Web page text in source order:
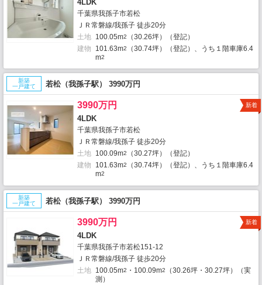
4LDK
千葉県我孫子市若松
ＪＲ常磐線/我孫子 徒歩20分
土地 100.05m2
（30.26坪）（登記）
建物
101.63m2
（30.74坪）（登記）、うち１階車庫6.4
m2
新築
一戸建て
若松（我孫子駅） 3990万円
3990万円
4LDK
千葉県我孫子市若松
ＪＲ常磐線/我孫子 徒歩20分
土地 100.09m2
（30.27坪）（登記）
建物
101.63m2
（30.74坪）（登記）、うち１階車庫6.4
m2
新着
新築
一戸建て
若松（我孫子駅） 3990万円
3990万円
4LDK
千葉県我孫子市若松151-12
ＪＲ常磐線/我孫子 徒歩20分
土地 100.05m2 ・100.09m2
（30.26坪・30.27坪）（実
測）
新着